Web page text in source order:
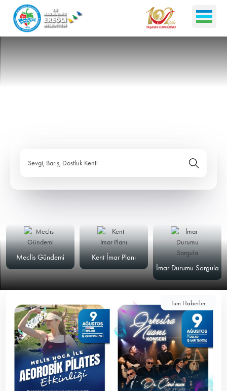
Sevgi, Barış, Dostluk Kenti
Meclis Gündemi
Kent İmar Planı
İmar Durumu Sorgula
Tüm Haberler